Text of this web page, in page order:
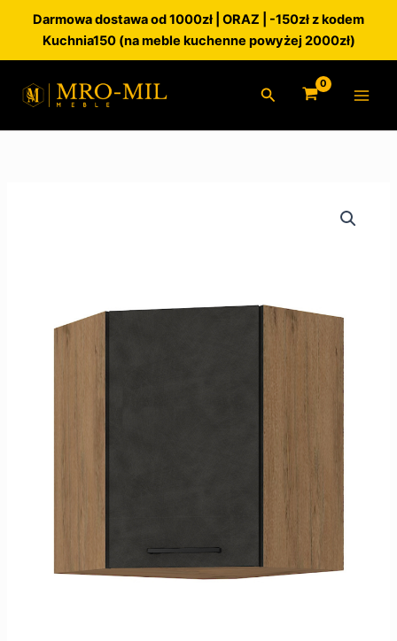
Darmowa dostawa od 1000zł | ORAZ | -150zł z kodem
Kuchnia150 (na meble kuchenne powyżej 2000zł)
Szukaj